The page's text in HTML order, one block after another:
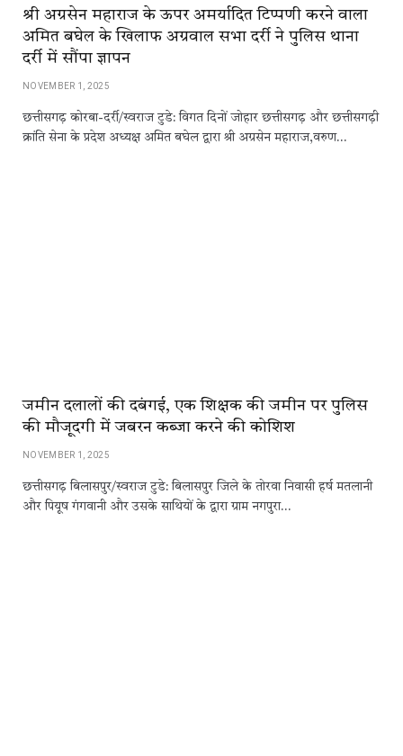
श्री अग्रसेन महाराज के ऊपर अमर्यादित टिप्पणी करने वाला
अमित बघेल के खिलाफ अग्रवाल सभा दर्री ने पुलिस थाना
दर्री में सौंपा ज्ञापन
NOVEMBER 1, 2025
छत्तीसगढ़ कोरबा-दर्री/स्वराज टुडे: विगत दिनों जोहार छत्तीसगढ़ और छत्तीसगढ़ी
क्रांति सेना के प्रदेश अध्यक्ष अमित बघेल द्वारा श्री अग्रसेन महाराज,वरुण…
जमीन दलालों की दबंगई, एक शिक्षक की जमीन पर पुलिस
की मौजूदगी में जबरन कब्जा करने की कोशिश
NOVEMBER 1, 2025
छत्तीसगढ़ बिलासपुर/स्वराज टुडे: बिलासपुर जिले के तोरवा निवासी हर्ष मतलानी
और पियूष गंगवानी और उसके साथियों के द्वारा ग्राम नगपुरा…